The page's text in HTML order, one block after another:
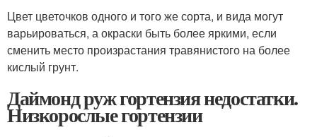
Цвет цветочков одного и того же сорта, и вида могут
варьироваться, а окраски быть более яркими, если
сменить место произрастания травянистого на более
кислый грунт.
Даймонд руж гортензия недостатки.
Низкорослые гортензии